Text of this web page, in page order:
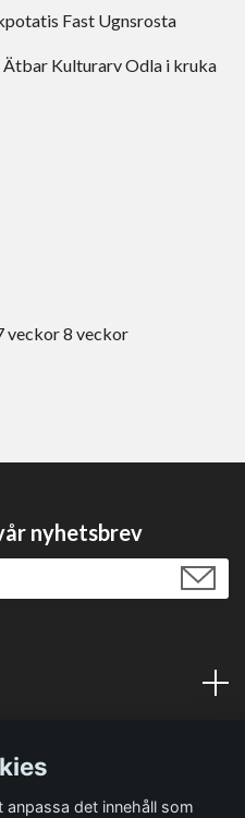
Fast Ugnsrosta
Ätbar KulturarvOdla i kruka
veckor8 veckor
nyhetsbrev
det innehåll som